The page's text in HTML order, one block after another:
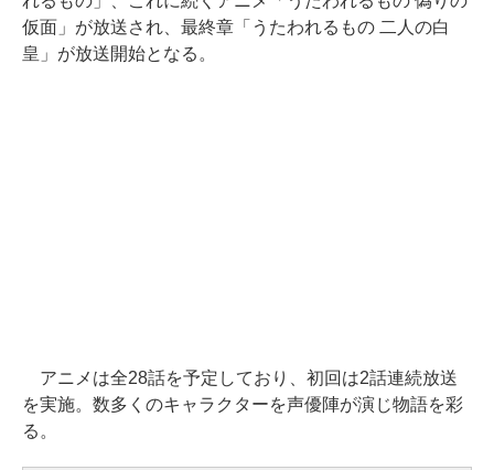
仮面」が放送され、最終章「うたわれるもの 二人の白
皇」が放送開始となる。
アニメは全28話を予定しており、初回は2話連続放送
を実施。数多くのキャラクターを声優陣が演じ物語を彩
る。